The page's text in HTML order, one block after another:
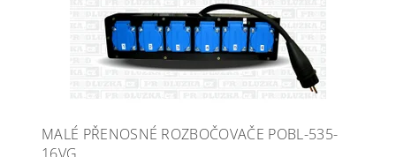
MALÉ PŘENOSNÉ ROZBOČOVAČE POBL-535-